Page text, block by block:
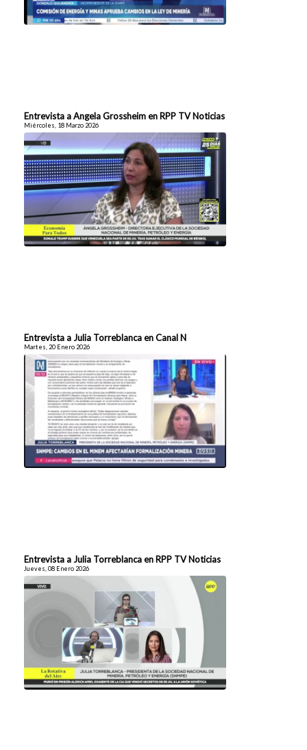
Entrevista a Angela Grossheim en RPP TV Noticias
Miércoles, 18 Marzo 2026
Entrevista a Julia Torreblanca en Canal N
Martes, 20 Enero 2026
Entrevista a Julia Torreblanca en RPP TV Noticias
Jueves, 08 Enero 2026